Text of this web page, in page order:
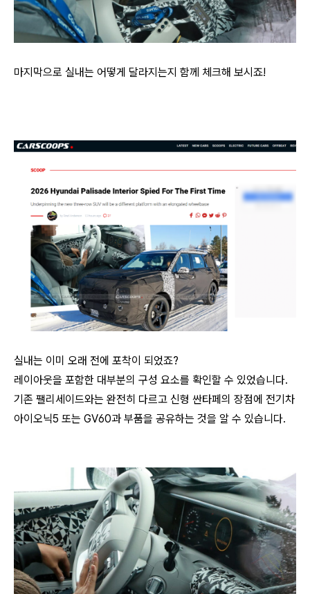
마지막으로 실내는 어떻게 달라지는지 함께 체크해 보시죠!
실내는 이미 오래 전에 포착이 되었죠?
레이아웃을 포함한 대부분의 구성 요소를 확인할 수 있었습니다.
기존 팰리세이드와는 완전히 다르고 신형 싼타페의 장점에 전기차
아이오닉5 또는 GV60과 부품을 공유하는 것을 알 수 있습니다.